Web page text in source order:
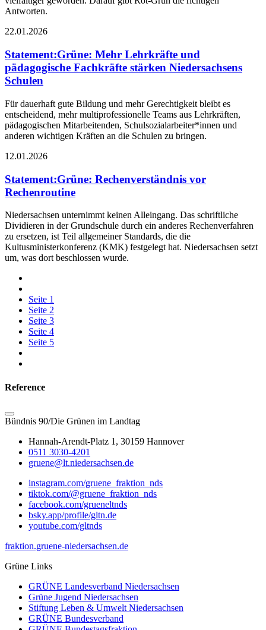
Antworten.
22.01.2026
Statement:Grüne: Mehr Lehrkräfte und
pädagogische Fachkräfte stärken Niedersachsens
Schulen
Für dauerhaft gute Bildung und mehr Gerechtigkeit bleibt es
entscheidend, mehr multiprofessionelle Teams aus Lehrkräften,
pädagogischen Mitarbeitenden, Schulsozialarbeiter*innen und
anderen wichtigen Kräften an die Schulen zu bringen.
12.01.2026
Statement:Grüne: Rechenverständnis vor
Rechenroutine
Niedersachsen unternimmt keinen Alleingang. Das schriftliche
Dividieren in der Grundschule durch ein anderes Rechenverfahren
zu ersetzen, ist Teil allgemeiner Standards, die die
Kultusministerkonferenz (KMK) festgelegt hat. Niedersachsen setzt
um, was dort beschlossen wurde.
Seite 1
Seite 2
Seite 3
Seite 4
Seite 5
Reference
Bündnis 90/Die Grünen im Landtag
Hannah-Arendt-Platz 1, 30159 Hannover
0511 3030-4201
gruene@lt.niedersachsen.de
instagram.com/gruene_fraktion_nds
tiktok.com/@gruene_fraktion_nds
facebook.com/grueneltnds
bsky.app/profile/gltn.de
youtube.com/gltnds
fraktion.gruene-niedersachsen.de
Grüne Links
GRÜNE Landesverband Niedersachsen
Grüne Jugend Niedersachsen
Stiftung Leben & Umwelt Niedersachsen
GRÜNE Bundesverband